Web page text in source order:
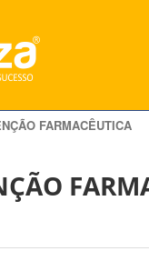
FARMACÊUTICA